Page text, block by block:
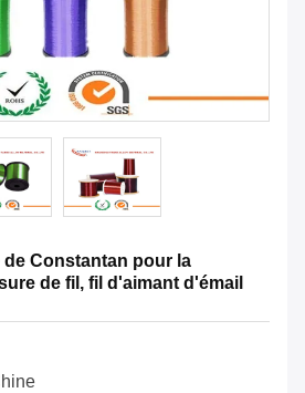
de Constantan pour la
de fil, fil d'aimant d'émail